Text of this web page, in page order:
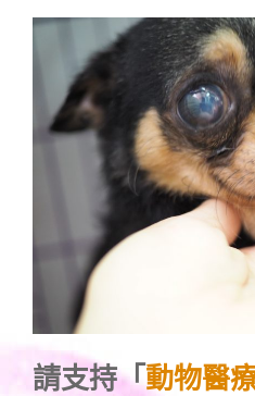
請支持「動物醫